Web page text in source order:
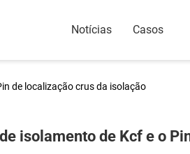
Notícias Casos
de localização crus da isolação
isolamento de Kcf e o